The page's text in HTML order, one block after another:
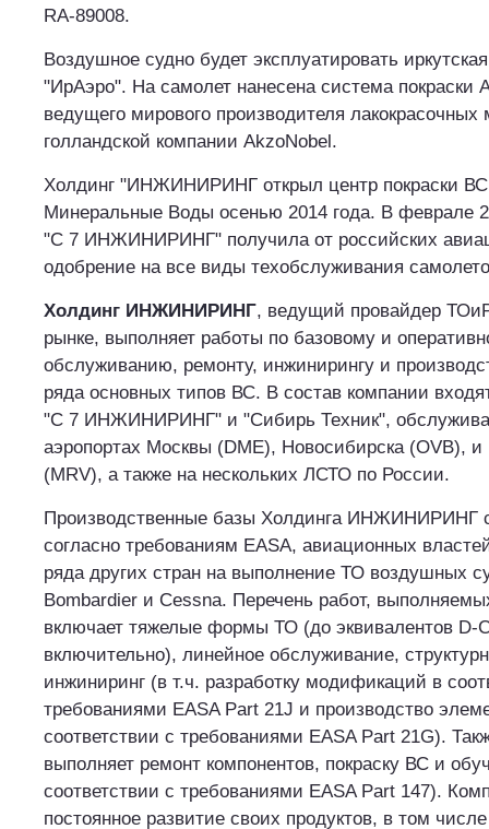
RA-89008.
Воздушное судно будет эксплуатировать
"ИрАэро". На самолет нанесена система покраски
ведущего мирового производителя лакокрасочных
голландской компании AkzoNobel.
Холдинг "ИНЖИНИРИНГ открыл центр покраски ВС
Минеральные Воды осенью 2014 года. В феврале
"С 7 ИНЖИНИРИНГ" получила от российских
одобрение на все виды техобслуживания
Холдинг ИНЖИНИРИНГ, ведущий провайдер
рынке, выполняет работы по базовому и
обслуживанию, ремонту, инжинирингу и
ряда основных типов ВС. В состав компании
"С 7 ИНЖИНИРИНГ" и "Сибирь Техник",
аэропортах Москвы (DME), Новосибирска (OVB),
(MRV), а также на нескольких ЛСТО по России.
Производственные базы Холдинга ИНЖИНИРИНГ
согласно требованиям EASA, авиационных
ряда других стран на выполнение ТО воздушных
Bombardier и Cessna. Перечень работ,
включает тяжелые формы ТО (до эквивалентов D-
включительно), линейное обслуживание,
инжиниринг (в т.ч. разработку модификаций в
требованиями EASA Part 21J и производство
соответствии с требованиями EASA Part 21G).
выполняет ремонт компонентов, покраску ВС и
соответствии с требованиями EASA Part 147).
постоянное развитие своих продуктов, в том